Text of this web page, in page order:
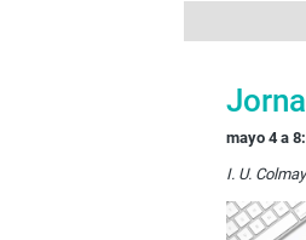
mayo 4 a
I. U.